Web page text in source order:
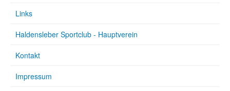
Links
Haldensleber Sportclub - Hauptverein
Kontakt
Impressum